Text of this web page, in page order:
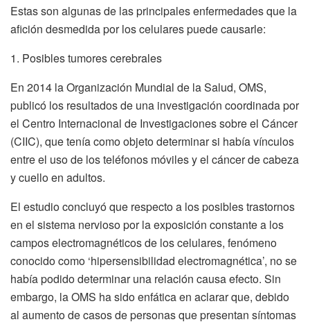
Estas son algunas de las principales enfermedades que la
afición desmedida por los celulares puede causarle:
1. Posibles tumores cerebrales
En 2014 la Organización Mundial de la Salud, OMS,
publicó los resultados de una investigación coordinada por
el Centro Internacional de Investigaciones sobre el Cáncer
(CIIC), que tenía como objeto determinar si había vínculos
entre el uso de los teléfonos móviles y el cáncer de cabeza
y cuello en adultos.
El estudio concluyó que respecto a los posibles trastornos
en el sistema nervioso por la exposición constante a los
campos electromagnéticos de los celulares, fenómeno
conocido como ‘hipersensibilidad electromagnética’, no se
había podido determinar una relación causa efecto. Sin
embargo, la OMS ha sido enfática en aclarar que, debido
al aumento de casos de personas que presentan síntomas